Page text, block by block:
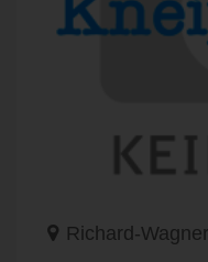
Richard-